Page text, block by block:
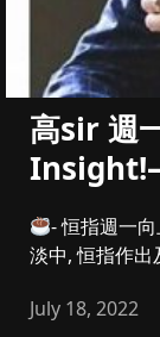
高sir 週
- 恒指週一
淡中, 恒指作出
July 18, 2022